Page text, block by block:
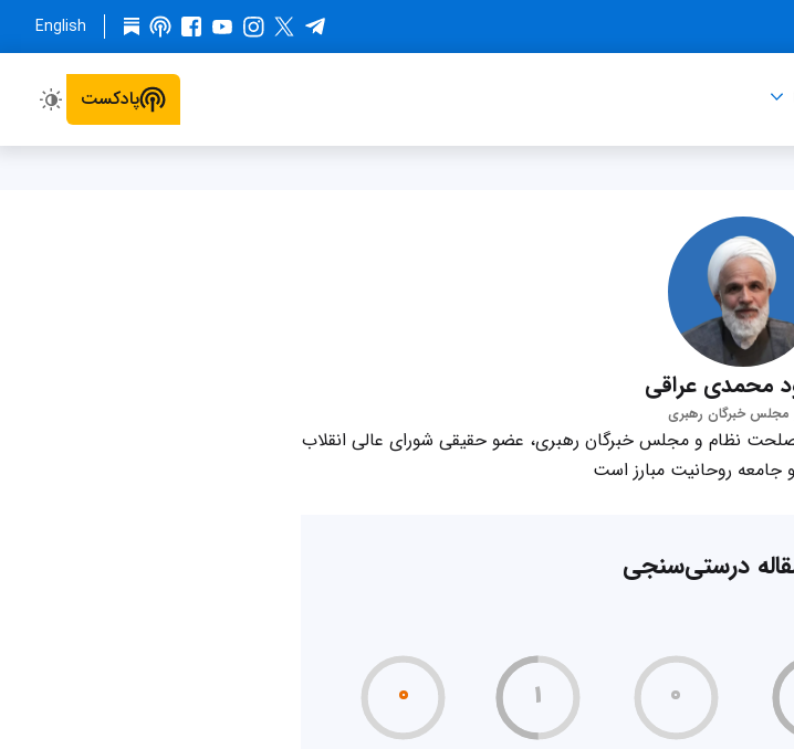
English
پادکست
محمدی عراقی
خبرگان رهبری
نظام و مجلس خبرگان رهبری، عضو حقیقی شورای عالی انقلاب
روحانیت مبارز است
۰ ۱ ۰